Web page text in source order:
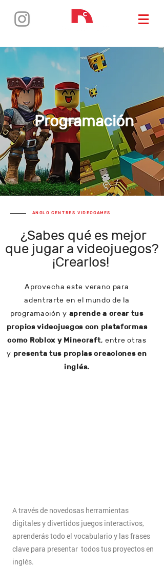
Programación
ANGLO CENTRES VIDEOGAMES
¿Sabes qué es mejor
que jugar a videojuegos?
¡Crearlos!
Aprovecha este verano para
adentrarte en el mundo de la
programación y aprende a crear tus
propios videojuegos con plataformas
como Roblox y Minecraft, entre otras
y presenta tus propias creaciones en
inglés.
A través de novedosas herramientas
digitales y divertidos juegos interactivos,
aprenderás todo el vocabulario y las frases
clave para presentar todos tus proyectos en
inglés.